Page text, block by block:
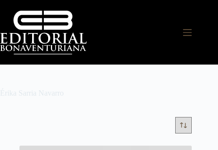
Érika Sarria Navarro